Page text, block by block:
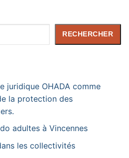
RECHERCHER
juridique OHADA comme
la protection des
adultes à Vincennes
les collectivités